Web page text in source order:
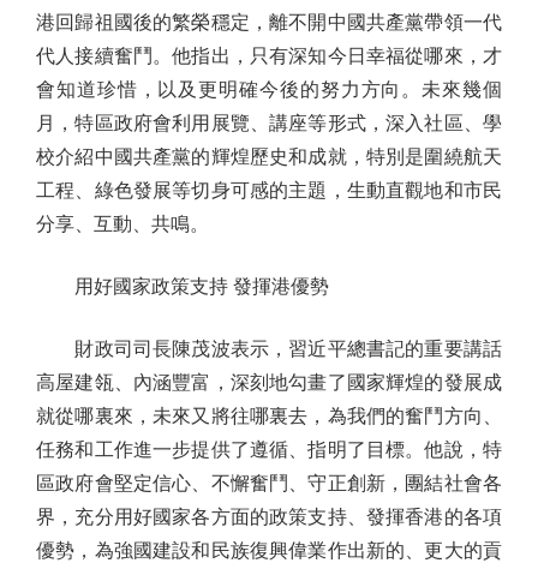
港回歸祖國後的繁榮穩定，離不開中國共產黨帶領一代
代人接續奮鬥。他指出，只有深知今日幸福從哪來，才
會知道珍惜，以及更明確今後的努力方向。未來幾個
月，特區政府會利用展覽、講座等形式，深入社區、學
校介紹中國共產黨的輝煌歷史和成就，特別是圍繞航天
工程、綠色發展等切身可感的主題，生動直觀地和市民
分享、互動、共鳴。
用好國家政策支持 發揮港優勢
財政司司長陳茂波表示，習近平總書記的重要講話
高屋建瓴、內涵豐富，深刻地勾畫了國家輝煌的發展成
就從哪裏來，未來又將往哪裏去，為我們的奮鬥方向、
任務和工作進一步提供了遵循、指明了目標。他說，特
區政府會堅定信心、不懈奮鬥、守正創新，團結社會各
界，充分用好國家各方面的政策支持、發揮香港的各項
優勢，為強國建設和民族復興偉業作出新的、更大的貢